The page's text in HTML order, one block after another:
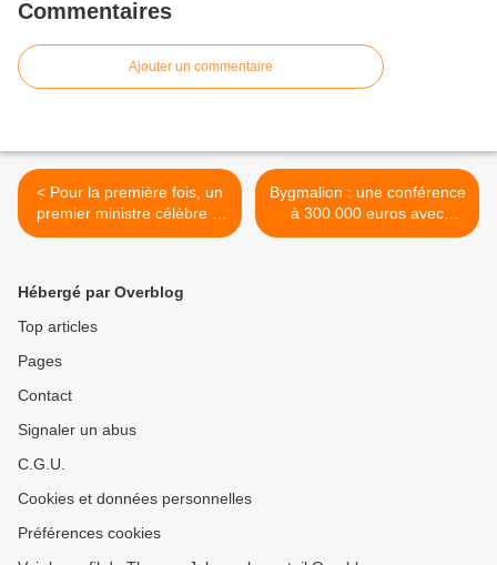
Commentaires
Ajouter un commentaire
< Pour la première fois, un
premier ministre célèbre la
fête nationale d’Israël
Bygmalion : une conférence
à 300.000 euros avec
Pierre Lellouche >
Hébergé par Overblog
Top articles
Pages
Contact
Signaler un abus
C.G.U.
Cookies et données personnelles
Préférences cookies